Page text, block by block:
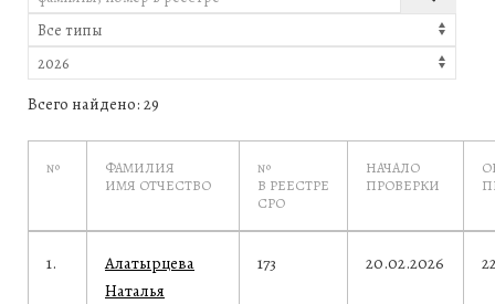
Всего найдено: 29
№
ФАМИЛИЯ
ИМЯ ОТЧЕСТВО
№
В РЕЕСТРЕ
СРО
НАЧАЛО
ПРОВЕРКИ
1.
Алатырцева
Наталья
173 20.02.2026